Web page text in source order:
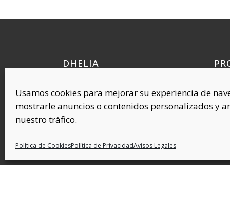
Usamos cookies para mejorar su experiencia de
mostrarle anuncios o contenidos personalizados y
nuestro tráfico.
Política de CookiesPolítica de PrivacidadAvisos Legales
DHELIA
Polígono Industrial Requena, 38
45214 Cedillo del Condado
Toledo (ESPAÑA)